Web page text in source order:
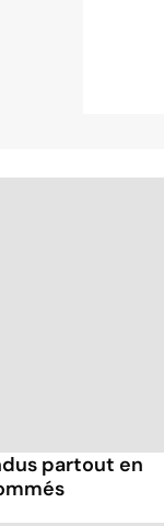
partout en